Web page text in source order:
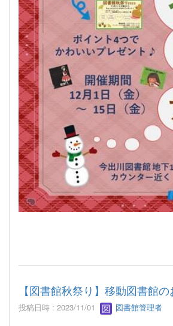
【図書館秋祭り】移動図書館
投稿日時 : 2023/11/01 図書館管理者